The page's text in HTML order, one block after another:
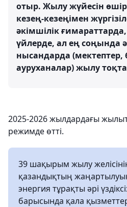
отыр. Жылу жүйесін
кезең-кезеңімен
әкімшілік
үйлерде, ал ең соңында
нысандарда
ауруханалар) жылу
2025-2026 жылдардағы
режимде өтті.
39 шақырым жылу
қазандықтың
энергия тұрақты әрі
барысында қала